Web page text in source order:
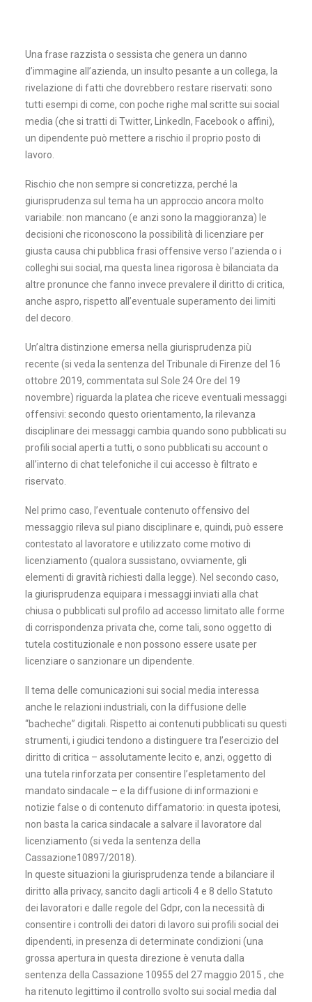
Una frase razzista o sessista che genera un danno
d’immagine all’azienda, un insulto pesante a un collega, la
rivelazione di fatti che dovrebbero restare riservati: sono
tutti esempi di come, con poche righe mal scritte sui social
media (che si tratti di Twitter, LinkedIn, Facebook o affini),
un dipendente può mettere a rischio il proprio posto di
lavoro.
Rischio che non sempre si concretizza, perché la
giurisprudenza sul tema ha un approccio ancora molto
variabile: non mancano (e anzi sono la maggioranza) le
decisioni che riconoscono la possibilità di licenziare per
giusta causa chi pubblica frasi offensive verso l’azienda o i
colleghi sui social, ma questa linea rigorosa è bilanciata da
altre pronunce che fanno invece prevalere il diritto di critica,
anche aspro, rispetto all’eventuale superamento dei limiti
del decoro.
Un’altra distinzione emersa nella giurisprudenza più
recente (si veda la sentenza del Tribunale di Firenze del 16
ottobre 2019, commentata sul Sole 24 Ore del 19
novembre) riguarda la platea che riceve eventuali messaggi
offensivi: secondo questo orientamento, la rilevanza
disciplinare dei messaggi cambia quando sono pubblicati su
profili social aperti a tutti, o sono pubblicati su account o
all’interno di chat telefoniche il cui accesso è filtrato e
riservato.
Nel primo caso, l’eventuale contenuto offensivo del
messaggio rileva sul piano disciplinare e, quindi, può essere
contestato al lavoratore e utilizzato come motivo di
licenziamento (qualora sussistano, ovviamente, gli
elementi di gravità richiesti dalla legge). Nel secondo caso,
la giurisprudenza equipara i messaggi inviati alla chat
chiusa o pubblicati sul profilo ad accesso limitato alle forme
di corrispondenza privata che, come tali, sono oggetto di
tutela costituzionale e non possono essere usate per
licenziare o sanzionare un dipendente.
Il tema delle comunicazioni sui social media interessa
anche le relazioni industriali, con la diffusione delle
“bacheche” digitali. Rispetto ai contenuti pubblicati su questi
strumenti, i giudici tendono a distinguere tra l’esercizio del
diritto di critica – assolutamente lecito e, anzi, oggetto di
una tutela rinforzata per consentire l’espletamento del
mandato sindacale – e la diffusione di informazioni e
notizie false o di contenuto diffamatorio: in questa ipotesi,
non basta la carica sindacale a salvare il lavoratore dal
licenziamento (si veda la sentenza della
Cassazione10897/2018).
In queste situazioni la giurisprudenza tende a bilanciare il
diritto alla privacy, sancito dagli articoli 4 e 8 dello Statuto
dei lavoratori e dalle regole del Gdpr, con la necessità di
consentire i controlli dei datori di lavoro sui profili social dei
dipendenti, in presenza di determinate condizioni (una
grossa apertura in questa direzione è venuta dalla
sentenza della Cassazione 10955 del 27 maggio 2015 , che
ha ritenuto legittimo il controllo svolto sui social media dal